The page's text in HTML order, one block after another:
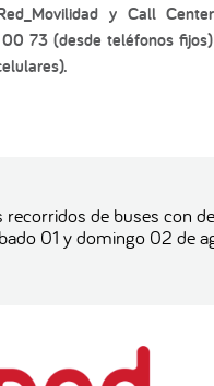
y Call
73 (desde teléfonos
recorridos de buses con
01 y domingo 02 de